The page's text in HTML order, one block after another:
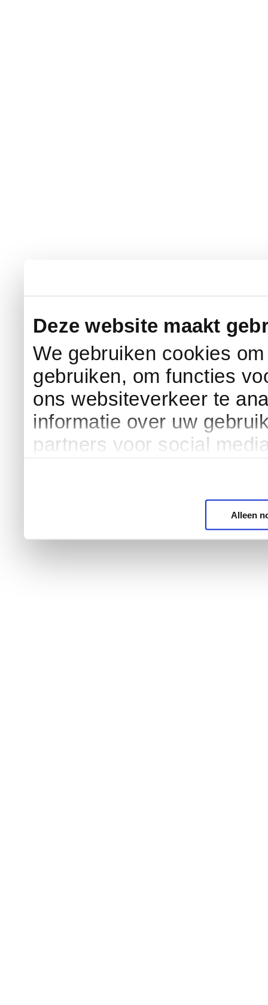
Deze website maakt
We gebruiken cookies
gebruiken, om functies
ons websiteverkeer te
informatie over uw
partners voor social
Alleen